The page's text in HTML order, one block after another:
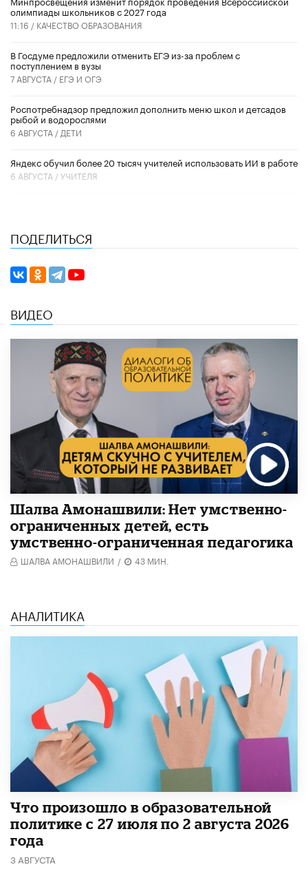
олимпиады школьников с 2027 года
11:16 / КАЧЕСТВО ОБРАЗОВАНИЯ
В Госдуме предложили отменить ЕГЭ из-за проблем с
поступлением в вузы
7 АВГУСТА / ЕГЭ И ОГЭ
Роспотребнадзор предложил дополнить меню школ и детсадов
рыбой и водорослями
6 АВГУСТА / ДЕТИ
​Яндекс обучил более 20 тысяч учителей использовать ИИ в работе
6 АВГУСТА /УЧИТЕЛЯ
ПОДЕЛИТЬСЯ
ВИДЕО
Шалва Амонашвили: Нет умственно-
ограниченных детей, есть
умственно-ограниченная педагогика
ШАЛВА АМОНАШВИЛИ / 43 МИН.
АНАЛИТИКА
​Что произошло в образовательной
политике с 27 июля по 2 августа 2026
года
3 АВГУСТА